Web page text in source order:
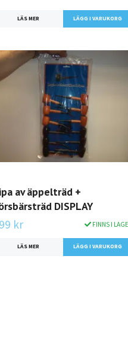
LÄS MER
av äppelträd +
DISPLAY
kr FINNS I
LÄS MER